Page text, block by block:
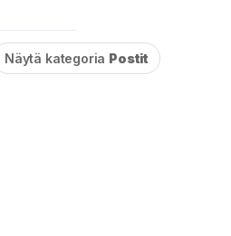
Näytä kategoria Postit